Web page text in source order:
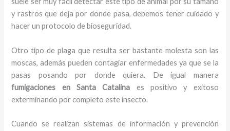
y rastros que deja por donde pasa, debemos tener cuidado y
hacer un protocolo de bioseguridad.
Otro tipo de plaga que resulta ser bastante molesta son las
moscas, además pueden contagiar enfermedades ya que se la
pasas posando por donde quiera. De igual manera
fumigaciones en Santa Catalina es positivo y exitoso
exterminando por completo este insecto.
Cuando se realizan sistemas de información y prevención